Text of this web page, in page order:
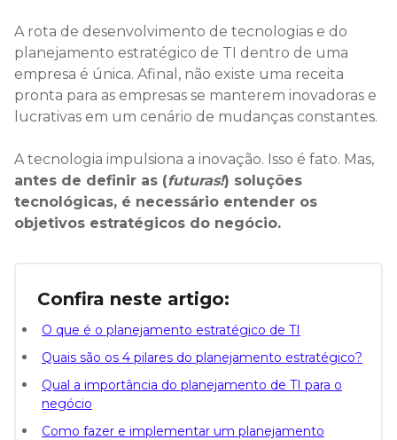
A rota de desenvolvimento de tecnologias e do
planejamento estratégico de TI dentro de uma
empresa é única. Afinal, não existe uma receita
pronta para as empresas se manterem inovadoras e
lucrativas em um cenário de mudanças constantes.
A tecnologia impulsiona a inovação. Isso é fato. Mas,
antes de definir as (futuras!) soluções
tecnológicas, é necessário entender os
objetivos estratégicos do negócio.
Confira neste artigo:
O que é o planejamento estratégico de TI
Quais são os 4 pilares do planejamento estratégico?
Qual a importância do planejamento de TI para o
negócio
Como fazer e implementar um planejamento